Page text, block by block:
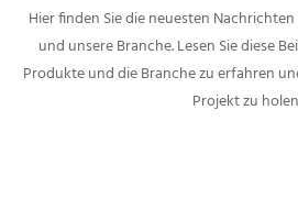
Hier finden Sie die neuesten
und unsere Branche. Lesen Sie diese
Produkte und die Branche zu erfahren
Projekt zu